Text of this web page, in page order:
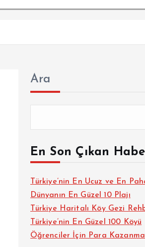
Ara
En Son Çıkan
Türkiye’nin En Ucuz ve En
Dünyanın En Güzel 10 Plajı
Türkiye Haritalı Köy Gezi
Türkiye’nin En Güzel 100 Köyü
Öğrenciler İçin Para Kazanma